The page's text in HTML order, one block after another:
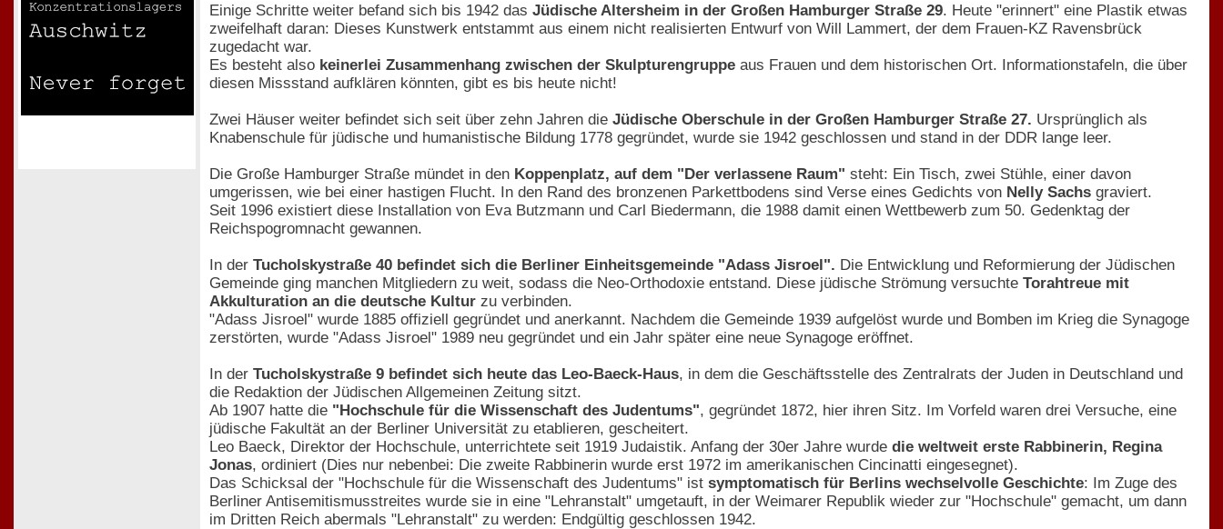
Einige Schritte weiter befand sich bis 1942 das Jüdische Altersheim in der Großen Hamburger Straße 29. Heute "erinnert" eine Plastik etwas
zweifelhaft daran: Dieses Kunstwerk entstammt aus einem nicht realisierten Entwurf von Will Lammert, der dem Frauen-KZ Ravensbrück
zugedacht war.
Es besteht also keinerlei Zusammenhang zwischen der Skulpturengruppe aus Frauen und dem historischen Ort. Informationstafeln, die über
diesen Missstand aufklären könnten, gibt es bis heute nicht!
Zwei Häuser weiter befindet sich seit über zehn Jahren die Jüdische Oberschule in der Großen Hamburger Straße 27. Ursprünglich als
Knabenschule für jüdische und humanistische Bildung 1778 gegründet, wurde sie 1942 geschlossen und stand in der DDR lange leer.
Die Große Hamburger Straße mündet in den Koppenplatz, auf dem "Der verlassene Raum" steht: Ein Tisch, zwei Stühle, einer davon
umgerissen, wie bei einer hastigen Flucht. In den Rand des bronzenen Parkettbodens sind Verse eines Gedichts von Nelly Sachs graviert.
Seit 1996 existiert diese Installation von Eva Butzmann und Carl Biedermann, die 1988 damit einen Wettbewerb zum 50. Gedenktag der
Reichspogromnacht gewannen.
In der Tucholskystraße 40 befindet sich die Berliner Einheitsgemeinde "Adass Jisroel". Die Entwicklung und Reformierung der Jüdischen
Gemeinde ging manchen Mitgliedern zu weit, sodass die Neo-Orthodoxie entstand. Diese jüdische Strömung versuchte Torahtreue mit
Akkulturation an die deutsche Kultur zu verbinden.
"Adass Jisroel" wurde 1885 offiziell gegründet und anerkannt. Nachdem die Gemeinde 1939 aufgelöst wurde und Bomben im Krieg die Synagoge
zerstörten, wurde "Adass Jisroel" 1989 neu gegründet und ein Jahr später eine neue Synagoge eröffnet.
In der Tucholskystraße 9 befindet sich heute das Leo-Baeck-Haus, in dem die Geschäftsstelle des Zentralrats der Juden in Deutschland und
die Redaktion der Jüdischen Allgemeinen Zeitung sitzt.
Ab 1907 hatte die "Hochschule für die Wissenschaft des Judentums", gegründet 1872, hier ihren Sitz. Im Vorfeld waren drei Versuche, eine
jüdische Fakultät an der Berliner Universität zu etablieren, gescheitert.
Leo Baeck, Direktor der Hochschule, unterrichtete seit 1919 Judaistik. Anfang der 30er Jahre wurde die weltweit erste Rabbinerin, Regina
Jonas, ordiniert (Dies nur nebenbei: Die zweite Rabbinerin wurde erst 1972 im amerikanischen Cincinatti eingesegnet).
Das Schicksal der "Hochschule für die Wissenschaft des Judentums" ist symptomatisch für Berlins wechselvolle Geschichte: Im Zuge des
Berliner Antisemitismusstreites wurde sie in eine "Lehranstalt" umgetauft, in der Weimarer Republik wieder zur "Hochschule" gemacht, um dann
im Dritten Reich abermals "Lehranstalt" zu werden: Endgültig geschlossen 1942.